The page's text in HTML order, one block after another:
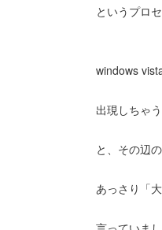
というプロ
windows
出現しちゃ
と、その辺
あっさり「